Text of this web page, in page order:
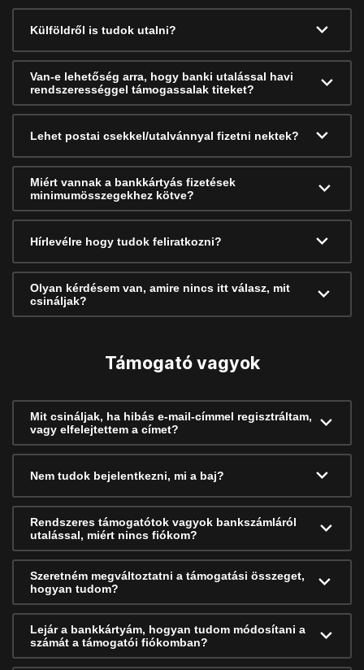
Külföldről is tudok utalni?
Van-e lehetőség arra, hogy banki utalással havi
rendszerességgel támogassalak titeket?
Lehet postai csekkel/utalvánnyal fizetni nektek?
Miért vannak a bankkártyás fizetések
minimumösszegekhez kötve?
Hírlevélre hogy tudok feliratkozni?
Olyan kérdésem van, amire nincs itt válasz, mit
csináljak?
Támogató vagyok
Mit csináljak, ha hibás e-mail-címmel regisztráltam,
vagy elfelejtettem a címet?
Nem tudok bejelentkezni, mi a baj?
Rendszeres támogatótok vagyok bankszámláról
utalással, miért nincs fiókom?
Szeretném megváltoztatni a támogatási összeget,
hogyan tudom?
Lejár a bankkártyám, hogyan tudom módosítani a
számát a támogatói fiókomban?